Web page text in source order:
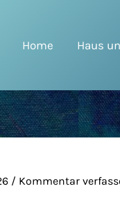
Home Haus
/ Kommentar